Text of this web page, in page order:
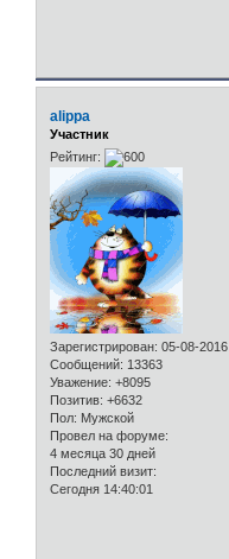
alippa
Участник
Рейтинг:
Зарегистрирован: 05-08-2016
Сообщений: 13363
Уважение: +8095
Позитив: +6632
Пол: Мужской
Провел на форуме:
4 месяца 30 дней
Последний визит:
Сегодня 14:40:01